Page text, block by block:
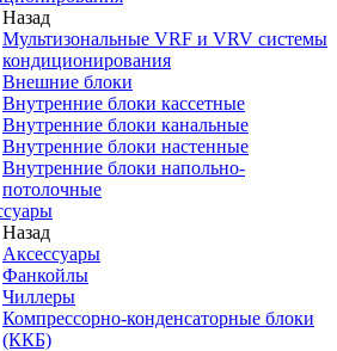
Назад
Мультизональные VRF и VRV системы
кондиционирования
Внешние блоки
Внутренние блоки кассетные
Внутренние блоки канальные
Внутренние блоки настенные
Внутренние блоки напольно-
потолочные
Назад
Аксессуары
Фанкойлы
Чиллеры
Компрессорно-конденсаторные блоки
(ККБ)